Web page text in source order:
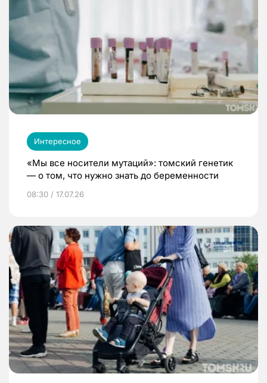
Интересное
«Мы все носители мутаций»: томский генетик
— о том, что нужно знать до беременности
08:30 / 17.07.26